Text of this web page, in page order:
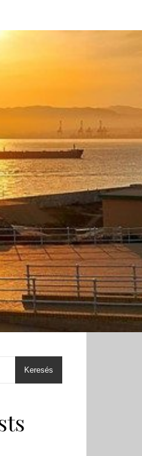
Keresés